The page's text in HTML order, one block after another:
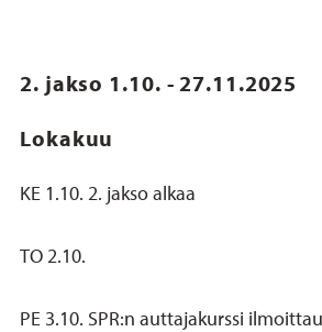
2. jakso 1.10. - 27.11.2025
Lokakuu
KE 1.10. 2. jakso alkaa
TO 2.10.
PE 3.10. SPR:n auttajakurssi